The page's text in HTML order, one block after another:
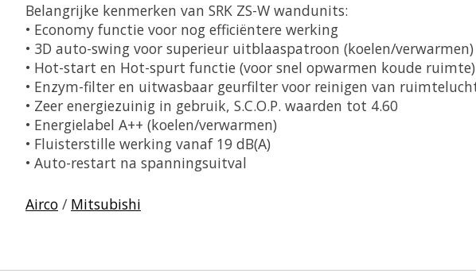
Belangrijke kenmerken van SRK ZS-W wandunits:
• Economy functie voor nog efficiëntere werking
• 3D auto-swing voor superieur uitblaaspatroon (koelen/verwarmen)
• Hot-start en Hot-spurt functie (voor snel opwarmen koude ruimte)
• Enzym-filter en uitwasbaar geurfilter voor reinigen van
• Zeer energiezuinig in gebruik, S.C.O.P. waarden tot 4.60
• Energielabel A++ (koelen/verwarmen)
• Fluisterstille werking vanaf 19 dB(A)
• Auto-restart na spanningsuitval
Airco / Mitsubishi